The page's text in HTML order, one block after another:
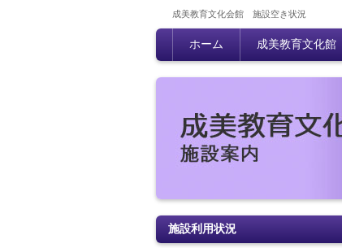
成美教育文化会館 施設空き状況
ホーム 成美教育文化館
施設利用状況